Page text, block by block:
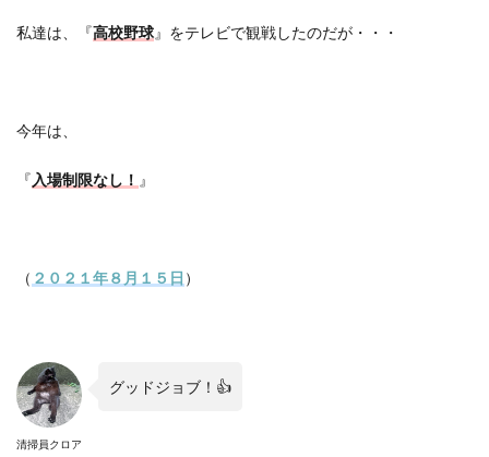
私達は、『高校野球』をテレビで観戦したのだが・・・
今年は、
『 入場制限なし！ 』
（ ２０２１年８月１５日 ）
清掃員クロア
グッドジョブ！ 👍